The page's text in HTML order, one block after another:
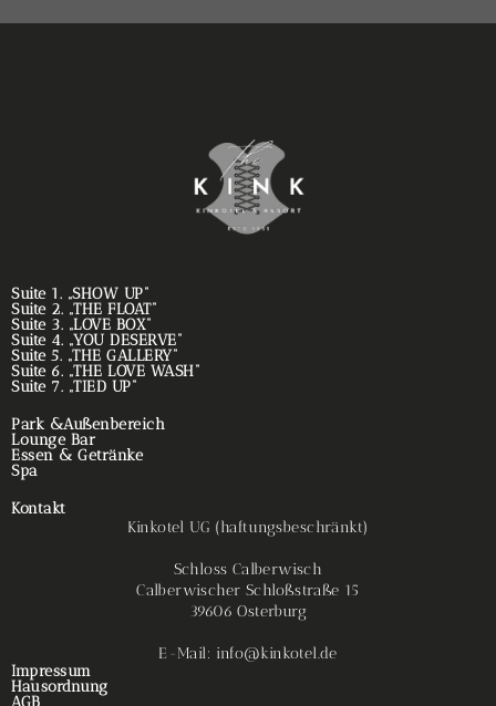
Suite 1. „SHOW UP“
Suite 2. „THE FLOAT“
Suite 3. „LOVE BOX“
Suite 4. „YOU DESERVE“
Suite 5. „THE GALLERY“
Suite 6. „THE LOVE WASH“
Suite 7. „TIED UP“
Park &Außenbereich
Lounge Bar
Essen & Getränke
Spa
Kontakt
Kinkotel UG (haftungsbeschränkt)
Schloss Calberwisch
Calberwischer Schloßstraße 15
39606 Osterburg
E-Mail: info@kinkotel.de
Impressum
Hausordnung
AGB